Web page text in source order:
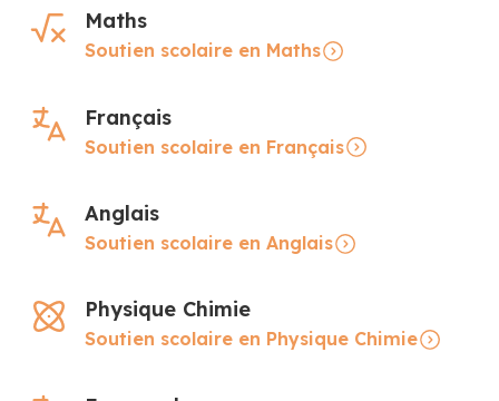
Maths
Soutien scolaire en Maths
Français
Soutien scolaire en Français
Anglais
Soutien scolaire en Anglais
Physique Chimie
Soutien scolaire en Physique Chimie